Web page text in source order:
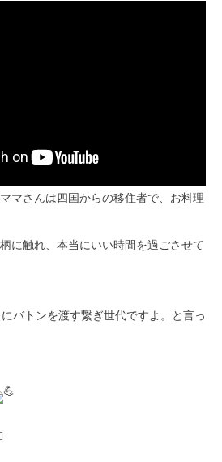
マさんは四国からの移住者で、お料理
に触れ、本当にいい時間を過ごさせて
バトンを渡す繋ぎ世代ですよ。と言っ